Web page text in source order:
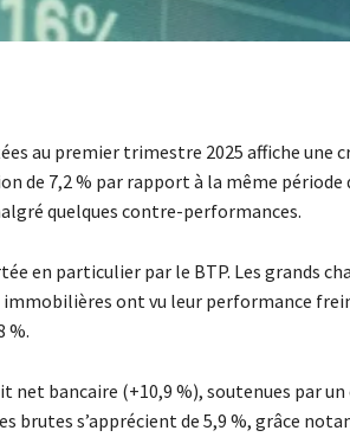
au premier trimestre 2025 affiche une
de 7,2 % par rapport à la même période
quelques contre-performances.
en particulier par le BTP. Les grands
ont vu leur performance
%.
bancaire (+10,9 %), soutenues par
brutes s’apprécient de 5,9 %, grâce